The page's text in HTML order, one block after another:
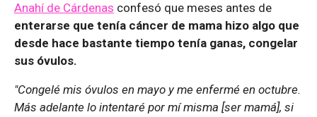
Anahí de Cárdenas confesó que meses antes de
enterarse que tenía cáncer de mama hizo algo que
desde hace bastante tiempo tenía ganas, congelar
sus óvulos.
"Congelé mis óvulos en mayo y me enfermé en octubre.
Más adelante lo intentaré por mí misma [ser mamá], si